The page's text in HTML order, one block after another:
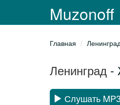
Muzonoff
Главная
Ленинград -
Слушать MP3